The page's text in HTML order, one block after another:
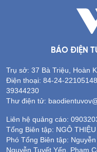
BÁO ĐIỆN
Trụ sở: 37 Bà Triệu, Hoàn
Điện thoại: 84-24-
39344230
Thư điện tử:
Liên hệ quảng cáo:
Tổng Biên tập: NGÔ
Phó Tổng Biên tập:
Nguyễn Tuyết Yến, Phạm